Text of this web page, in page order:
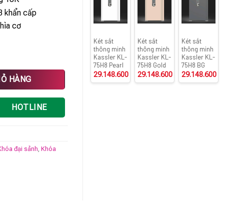
khẩn cấp
cơ
số lượng
HÀNG
HOTLINE
đại sảnh,Khóa
Két sắt
thông minh
Kassler KL-
75H8 Pearl
29.148.600
Két sắt
thông minh
Kassler KL-
75H8 Gold
29.148.600
Két sắt
thông minh
Kassler KL-
75H8 BG
29.148.600